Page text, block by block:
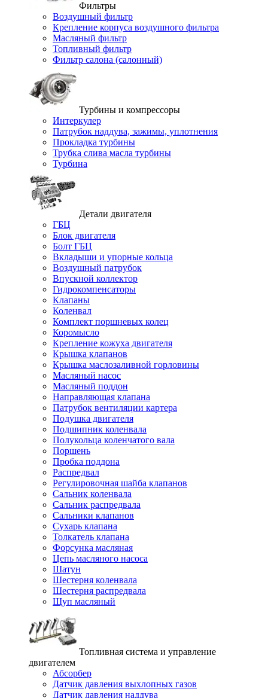
Фильтры
Воздушный фильтр
Крепление корпуса воздушного фильтра
Масляный фильтр
Топливный фильтр
Фильтр салона (салонный)
Турбины и компрессоры
Интеркулер
Патрубок наддува, зажимы, уплотнения
Прокладка турбины
Трубка слива масла турбины
Турбина
Детали двигателя
ГБЦ
Блок двигателя
Болт ГБЦ
Вкладыши и упорные кольца
Воздушный патрубок
Впускной коллектор
Гидрокомпенсаторы
Клапаны
Коленвал
Комплект поршневых колец
Коромысло
Крепление кожуха двигателя
Крышка клапанов
Крышка маслозаливной горловины
Масляный насос
Масляный поддон
Направляющая клапана
Патрубок вентиляции картера
Подушка двигателя
Подшипник коленвала
Полукольца коленчатого вала
Поршень
Пробка поддона
Распредвал
Регулировочная шайба клапанов
Сальник коленвала
Сальник распредвала
Сальники клапанов
Сухарь клапана
Толкатель клапана
Форсунка масляная
Цепь масляного насоса
Шатун
Шестерня коленвала
Шестерня распредвала
Щуп масляный
Топливная система и управление
двигателем
Абсорбер
Датчик давления выхлопных газов
Датчик давления наддува